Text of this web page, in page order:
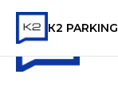
К2 PARKING